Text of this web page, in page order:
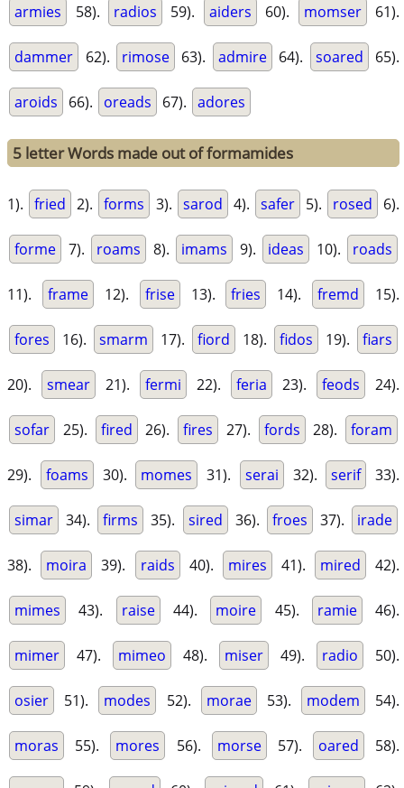
armies 58). radios 59). aiders 60). momser 61).
dammer 62). rimose 63). admire 64). soared 65).
aroids 66). oreads 67). adores
5 letter Words made out of formamides
1). fried 2). forms 3). sarod 4). safer 5). rosed 6).
forme 7). roams 8). imams 9). ideas 10). roads
11). frame 12). frise 13). fries 14). fremd 15).
fores 16). smarm 17). fiord 18). fidos 19). fiars
20). smear 21). fermi 22). feria 23). feods 24).
sofar 25). fired 26). fires 27). fords 28). foram
29). foams 30). momes 31). serai 32). serif 33).
simar 34). firms 35). sired 36). froes 37). irade
38). moira 39). raids 40). mires 41). mired 42).
mimes 43). raise 44). moire 45). ramie 46).
mimer 47). mimeo 48). miser 49). radio 50).
osier 51). modes 52). morae 53). modem 54).
moras 55). mores 56). morse 57). oared 58).